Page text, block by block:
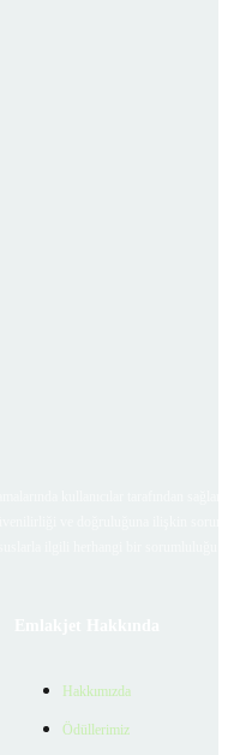
Hakkımızda
Ödüllerimiz